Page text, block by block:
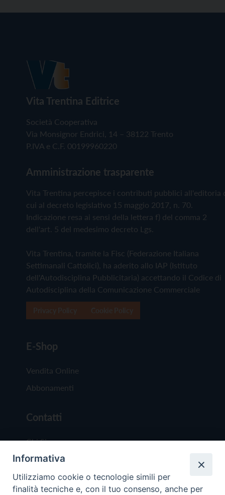
Vita Trentina Editrice
Società Cooperativa
Via Monsignor Endrici, 14 – 38122 Trento
P.IVA e C.F. 00199960220
Amministrazione trasparente
Vita Trentina percepisce i contributi pubblici all'editoria
cui al decreto legislativo 15 maggio 2017, n. 70.
Indicazione resa ai sensi della lettera f) del comma 2
dell'art. 5 del medesimo decreto Lgs.
Vita Trentina, tramite la Fisc (Federazione Italiana
Settimanali Cattolici), ha aderito allo IAP (Istituto
dell'Autodisciplina Pubblicitaria) accettando il Codice di
Autodisciplina della Comunicazione Commerciale
E-Shop
Vendita Online
Abbonamenti
Contatti
Chi Siamo
Redazione
Scrivici
Informativa
Utilizziamo cookie o tecnologie simili per
finalità tecniche e, con il tuo consenso, anche per